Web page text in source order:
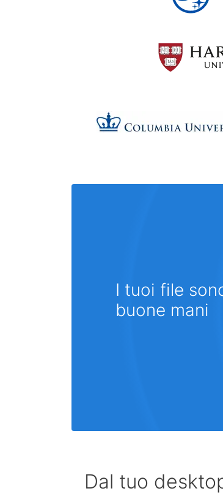
I tuoi file
buone mani
Dal tuo